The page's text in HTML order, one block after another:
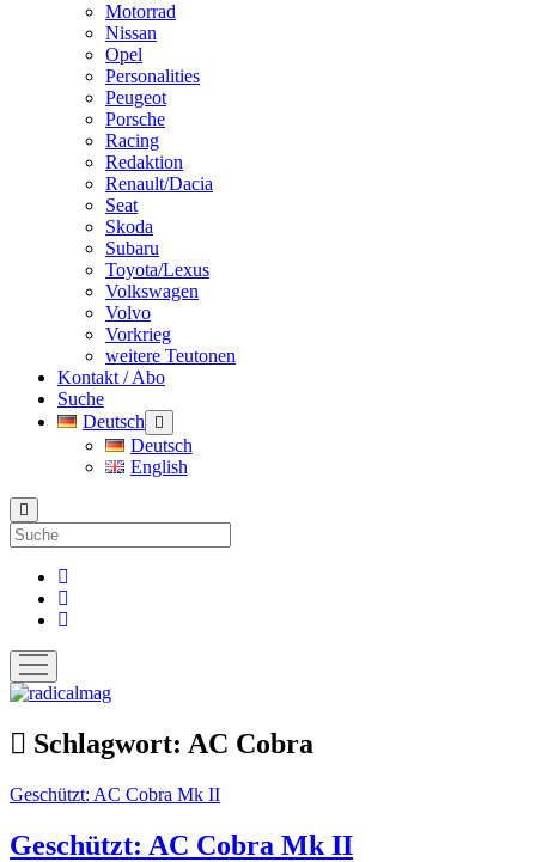
Motorrad
Nissan
Opel
Personalities
Peugeot
Porsche
Racing
Redaktion
Renault/Dacia
Seat
Skoda
Subaru
Toyota/Lexus
Volkswagen
Volvo
Vorkrieg
weitere Teutonen
Kontakt / Abo
Suche
Deutsch
Menü
öffnen
Deutsch
English
Suche
Menü
öffnen
radicalmag
Schlagwort: AC Cobra
Geschützt: AC Cobra Mk II
Geschützt: AC Cobra Mk II